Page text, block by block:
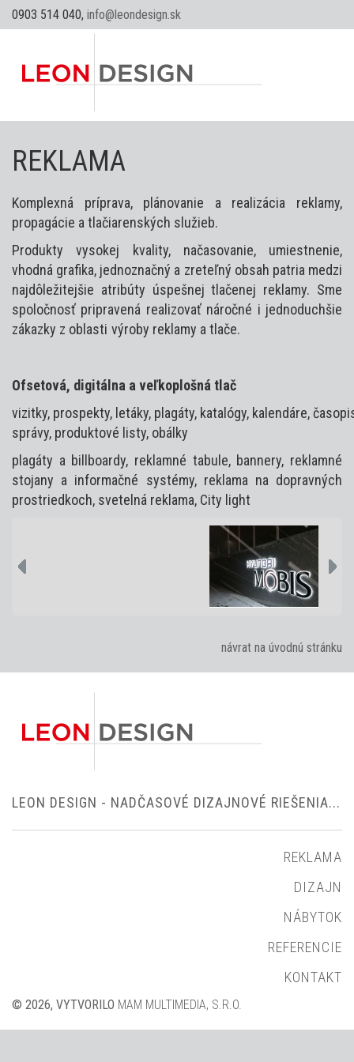
0903 514 040, info@leondesign.sk
REKLAMA
Komplexná príprava, plánovanie a realizácia reklamy,
propagácie a tlačiarenských služieb.
Produkty vysokej kvality, načasovanie, umiestnenie,
vhodná grafika, jednoznačný a zreteľný obsah patria medzi
najdôležitejšie atribúty úspešnej tlačenej reklamy. Sme
spoločnosť pripravená realizovať náročné i jednoduchšie
zákazky z oblasti výroby reklamy a tlače.
Ofsetová, digitálna a veľkoplošná tlač
vizitky, prospekty, letáky, plagáty, katalógy, kalendáre,
správy, produktové listy, obálky
plagáty a billboardy, reklamné tabule, bannery, reklamné
stojany a informačné systémy, reklama na dopravných
prostriedkoch, svetelná reklama, City light
návrat na úvodnú stránku
LEON DESIGN - NADČASOVÉ DIZAJNOVÉ RIEŠENIA...
REKLAMA
DIZAJN
NÁBYTOK
REFERENCIE
KONTAKT
© 2026, VYTVORILO MAM MULTIMEDIA, S.R.O.